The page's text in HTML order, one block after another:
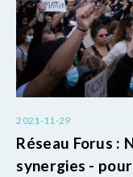
2021-11-29
Réseau Forus :
synergies -